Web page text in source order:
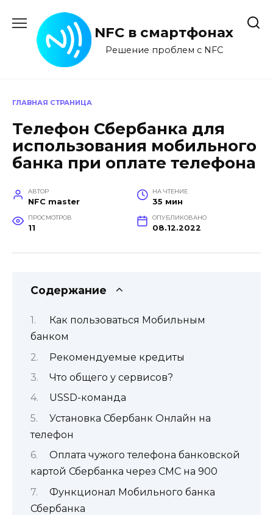
содержанию
NFC в смартфонах
Решение проблем с NFC
ГЛАВНАЯ СТРАНИЦА
Телефон Сбербанка для
использования мобильного
банка при оплате телефона
АВТОР
NFC master
НА ЧТЕНИЕ
35 мин
ПРОСМОТРОВ
11
ОПУБЛИКОВАНО
08.12.2022
Содержание
Как пользоваться Мобильным
банком
Рекомендуемые кредиты
Что общего у сервисов?
USSD-команда
Установка Сбербанк Онлайн на
телефон
Оплата чужого телефона банковской
картой Сбербанка через СМС на 900
Функционал Мобильного банка
Сбербанка